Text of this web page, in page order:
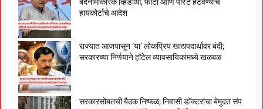
हायकोर्टाचे आदेश
राज्यात आजपासून ‘या’ लोकप्रिय खाद्यपदार्थावर बंदी;
सरकारच्या निर्णयाने हॉटेल व्यावसायिकांमध्ये खळबळ
सरकारसोबतची बैठक निष्फळ; निवासी डॉक्टरांचा बेमुदत संप